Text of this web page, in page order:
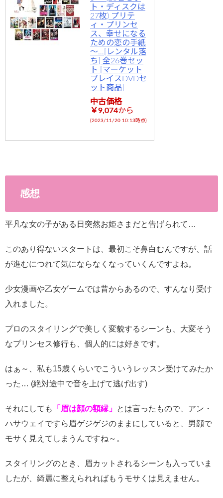
ト・ディスクは
27枚) プリテ
ィ・プリンセ
ス、幸せになる
ための恋の手紙
～…[レンタル落
ち] 全26巻セッ
ト [マーケット
プレイスDVDセ
ット商品]
中古価格
￥9,074から
(2023/11/20 10:13時点)
感想
平凡な女の子がある日突然お姫さまだと告げられて…
このあり得ないスタートは、最初こそ鼻白むんですが、話
が進むにつれて気にならなくなっていくんですよね。
少女漫画や乙女ゲームでは昔からあるので、すんなり受け
入れました。
プロのスタイリングで美しく変貌するシーンも、大変そう
なプリンセス修行も、個人的には好きです。
はぁ～、私も15歳くらいでこういうレッスン受けてみたか
った… (絶対途中で音を上げて逃げ出す)
それにしても 「眉は顔の額縁」 とは言ったもので、アン・
ハサウェイですら眉ゲジゲジのままにしていると、男顔で
モサく見えてしまうんですね～。
スタイリングのとき、眉カットされるシーンも入っていま
したが、綺麗に整えられればもうモサくは見えません。